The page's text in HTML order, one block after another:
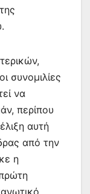
συνομιλίες
να
περίπου
αυτή
από την
η